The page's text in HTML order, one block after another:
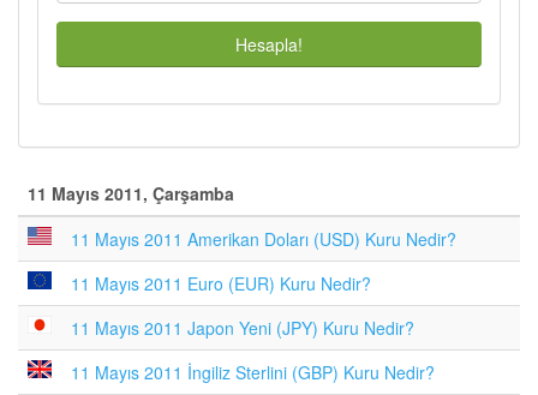
Hesapla!
11 Mayıs 2011, Çarşamba
11 Mayıs 2011 Amerikan Doları (USD) Kuru Nedir?
11 Mayıs 2011 Euro (EUR) Kuru Nedir?
11 Mayıs 2011 Japon Yeni (JPY) Kuru Nedir?
11 Mayıs 2011 İngiliz Sterlini (GBP) Kuru Nedir?